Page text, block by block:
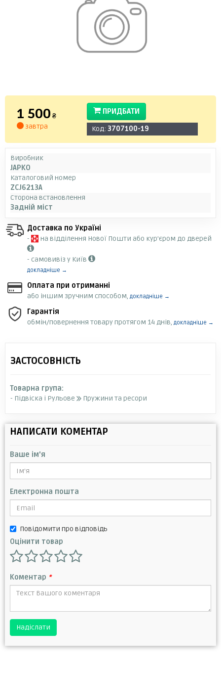
1 500 ₴
завтра
ПРИДБАТИ
Код: 3707100-19
Виробник
JAPKO
Каталоговий номер
ZCJ6213A
Сторона встановлення
Задній міст
Доставка по Україні
-
на відділення Нової Пошти або кур'єром до дверей
- самовивіз у Київ
докладніше →
Оплата при отриманні
або іншим зручним способом, докладніше →
Гарантія
обмін/повернення товару протягом 14 днів, докладніше →
ЗАСТОСОВНІСТЬ
Товарна група:
- Підвіска і Рульове
Пружини та ресори
НАПИСАТИ КОМЕНТАР
Ваше ім'я
Електронна пошта
Повідомити про відповідь
Оцінити товар
Коментар *
Надіслати